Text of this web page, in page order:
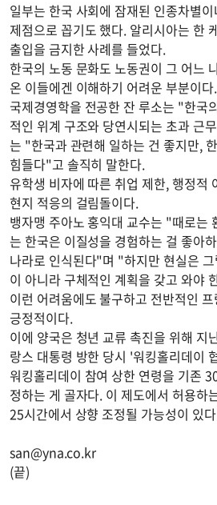
일부는 한국 사회에 잠재된 인종차별
제점으로 꼽기도 했다. 알리시아는 한
출입을 금지한 사례를 들었다.
한국의 노동 문화도 노동권이 그 어느
온 이들에겐 이해하기 어려운 부분이다.
국제경영학을 전공한 잔 루소는 "한국
적인 위계 구조와 당연시되는 초과 근
는 "한국과 관련해 일하는 건 좋지만,
힘들다"고 솔직히 말한다.
유학생 비자에 따른 취업 제한, 행정적
현지 적응의 걸림돌이다.
뱅자맹 주아노 홍익대 교수는 "때로는
는 한국은 이질성을 경험하는 걸 좋아
나라로 인식된다"며 "하지만 현실은
이 아니라 구체적인 계획을 갖고 와야
이런 어려움에도 불구하고 전반적인
긍정적이다.
이에 양국은 청년 교류 촉진을 위해 지
랑스 대통령 방한 당시 '워킹홀리데이
워킹홀리데이 참여 상한 연령을 기존
정하는 게 골자다. 이 제도에서 허용하
25시간에서 상향 조정될 가능성이 있
san@yna.co.kr
(끝)